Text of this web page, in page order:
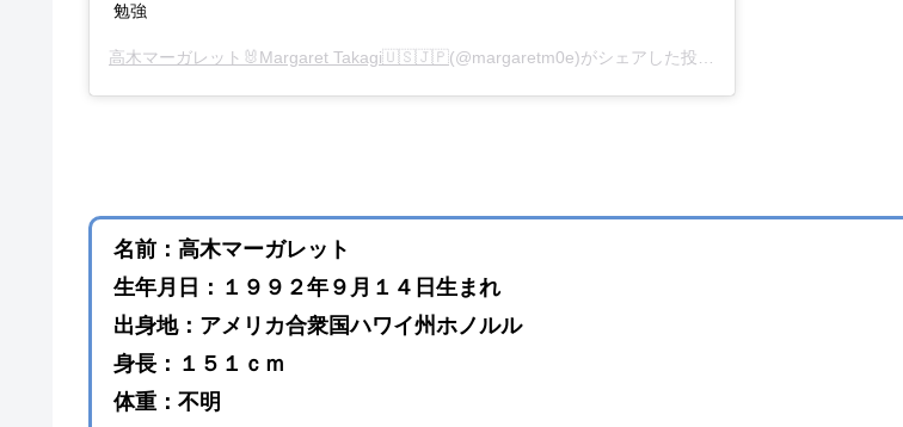
勉強
高木マーガレット🐰Margaret Takagi🇺🇸🇯🇵(@margaretm0e)がシェアした投稿 –
名前：高木マーガレット
生年月日：１９９２年９月１４日生まれ
出身地：アメリカ合衆国ハワイ州ホノルル
身長：１５１ｃｍ
体重：不明